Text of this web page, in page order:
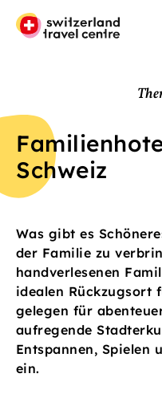
Schweiz
Was gibt es
der Familie zu
handverlesenen
idealen Rückzugsort
gelegen für
aufregende
Entspannen, Spielen
ein.